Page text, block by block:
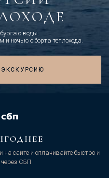
с воды.
и ночью с борта теплохода.
ЭКСКУРСИЮ
на сайте и оплачивайте быстро и
через СБП